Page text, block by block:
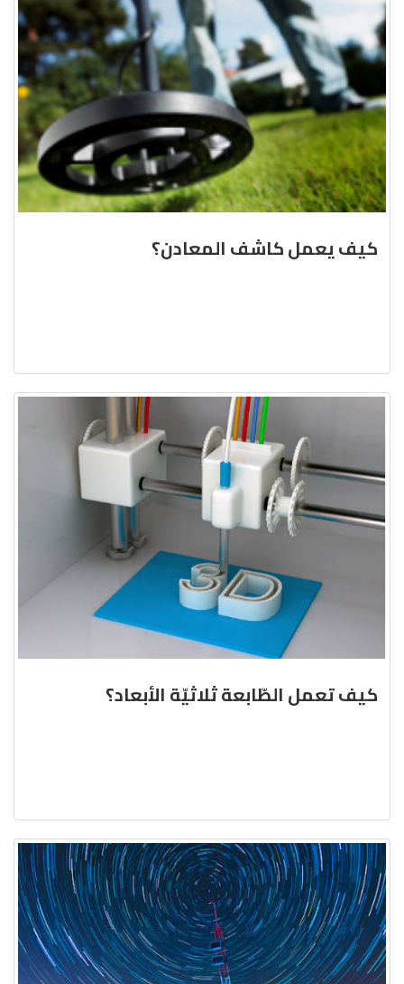
كيف يعمل كاشف المعادن؟
كيف تعمل الطّابعة ثلاثيّة الأبعاد؟